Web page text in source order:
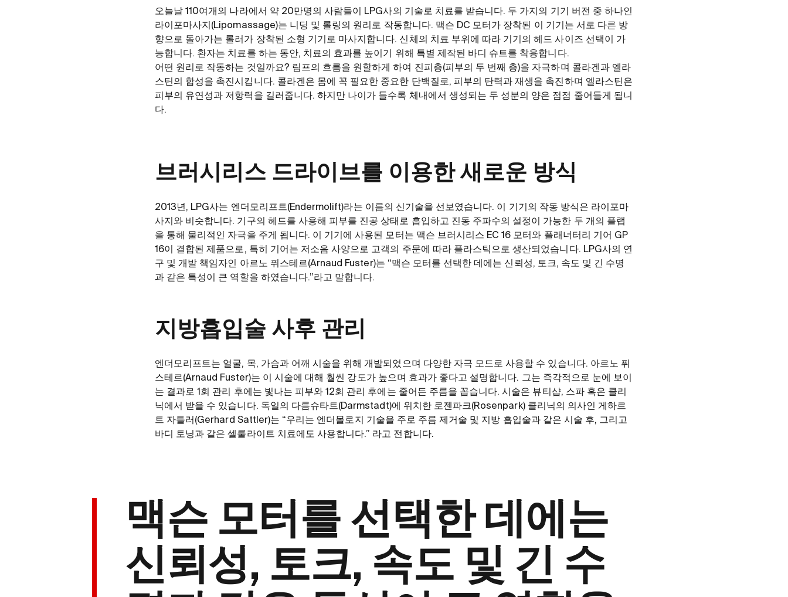
오늘날 110여개의 나라에서 약 20만명의 사람들이 LPG사의 기술로 치료를 받습니다. 두 가지의 기기 버전 중 하나인
라이포마사지(Lipomassage)는 니딩 및 롤링의 원리로 작동합니다. 맥슨 DC 모터가 장착된 이 기기는 서로 다른 방
향으로 돌아가는 롤러가 장착된 소형 기기로 마사지합니다. 신체의 치료 부위에 따라 기기의 헤드 사이즈 선택이 가
능합니다. 환자는 치료를 하는 동안, 치료의 효과를 높이기 위해 특별 제작된 바디 슈트를 착용합니다.
어떤 원리로 작동하는 것일까요? 림프의 흐름을 원할하게 하여 진피층(피부의 두 번째 층)을 자극하며 콜라겐과 엘라
스틴의 합성을 촉진시킵니다. 콜라겐은 몸에 꼭 필요한 중요한 단백질로, 피부의 탄력과 재생을 촉진하며 엘라스틴은
피부의 유연성과 저항력을 길러줍니다. 하지만 나이가 들수록 체내에서 생성되는 두 성분의 양은 점점 줄어들게 됩니
다.
브러시리스 드라이브를 이용한 새로운 방식
2013년, LPG사는 엔더모리프트(Endermolift)라는 이름의 신기술을 선보였습니다. 이 기기의 작동 방식은 라이포마
사지와 비슷합니다. 기구의 헤드를 사용해 피부를 진공 상태로 흡입하고 진동 주파수의 설정이 가능한 두 개의 플랩
을 통해 물리적인 자극을 주게 됩니다. 이 기기에 사용된 모터는 맥슨 브러시리스 EC 16 모터와 플래너터리 기어 GP
16이 결합된 제품으로, 특히 기어는 저소음 사양으로 고객의 주문에 따라 플라스틱으로 생산되었습니다. LPG사의 연
구 및 개발 책임자인 아르노 퓌스테르(Arnaud Fuster)는 “맥슨 모터를 선택한 데에는 신뢰성, 토크, 속도 및 긴 수명
과 같은 특성이 큰 역할을 하였습니다.”라고 말합니다.
지방흡입술 사후 관리
엔더모리프트는 얼굴, 목, 가슴과 어깨 시술을 위해 개발되었으며 다양한 자극 모드로 사용할 수 있습니다. 아르노 퓌
스테르(Arnaud Fuster)는 이 시술에 대해 훨씬 강도가 높으며 효과가 좋다고 설명합니다. 그는 즉각적으로 눈에 보이
는 결과로 1회 관리 후에는 빛나는 피부와 12회 관리 후에는 줄어든 주름을 꼽습니다. 시술은 뷰티샵, 스파 혹은 클리
닉에서 받을 수 있습니다. 독일의 다름슈타트(Darmstadt)에 위치한 로젠파크(Rosenpark) 클리닉의 의사인 게하르
트 자틀러(Gerhard Sattler)는 “우리는 엔더몰로지 기술을 주로 주름 제거술 및 지방 흡입술과 같은 시술 후, 그리고
바디 토닝과 같은 셀룰라이트 치료에도 사용합니다.” 라고 전합니다.
맥슨 모터를 선택한 데에는
신뢰성, 토크, 속도 및 긴 수